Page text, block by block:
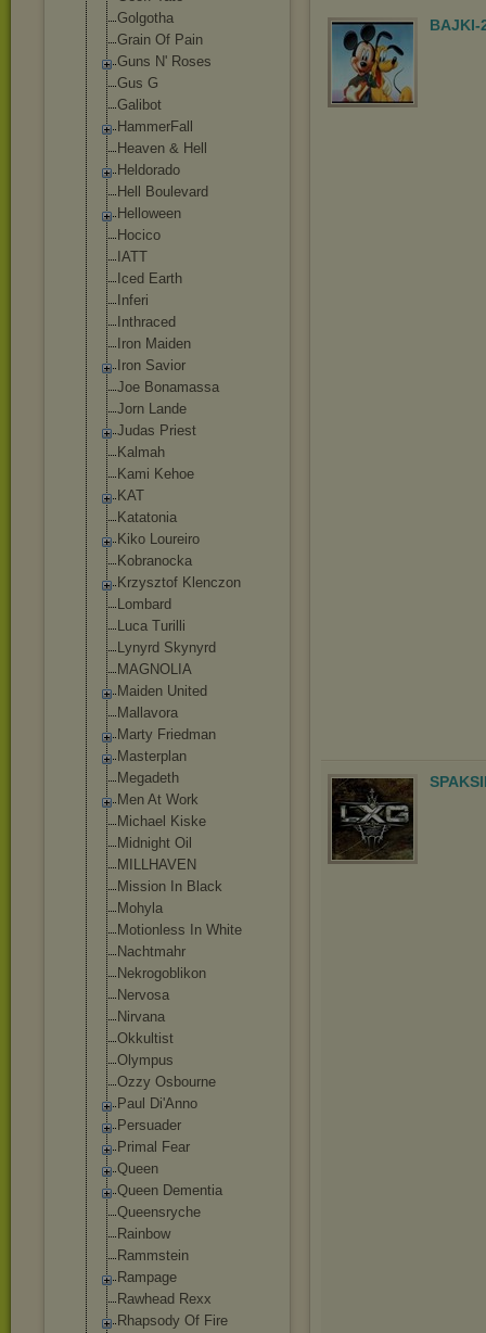
Golgotha
Grain Of Pain
Guns N' Roses
Gus G
Gаlibоt
HammerFall
Heaven & Hell
Heldorado
Hell Boulevard
Helloween
Hocico
IATT
Iced Earth
Inferi
Inthraced
Iron Maiden
Iron Savior
Joe Bonamassa
Jorn Lande
Judas Priest
Kalmah
Kami Kehoe
KAT
Katatonia
Kiko Loureiro
Kobranocka
Krzysztof Klenczon
Lombard
Luca Turilli
Lynyrd Skynyrd
MAGNOLIA
Maiden United
Mallavora
Marty Friedman
Masterplan
Megadeth
Men At Work
Michael Kiske
Midnight Oil
MILLHAVEN
Mission In Black
Mohyla
Motionless In White
Nachtmahr
Nekrogoblikon
Nervosa
Nirvana
Okkultist
Olympus
Ozzy Osbourne
Paul Di'Anno
Persuader
Primal Fear
Queen
Queen Dementia
Queensryche
Rainbow
Rammstein
Rampage
Rawhead Rexx
Rhapsody Of Fire
BAJKI-